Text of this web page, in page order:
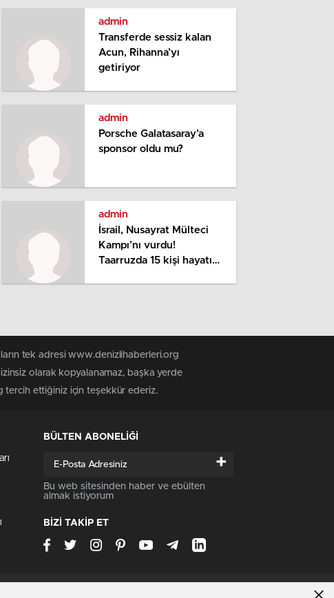
admin
Transferde sessiz kalan
Acun, Rihanna’yı
getiriyor
admin
Porsche Galatasaray’a
sponsor oldu mu?
admin
İsrail, Nusayrat Mülteci
Kampı’nı vurdu!
Taarruzda 15 kişi hayatını
tek adresi www.denizlihaberleri.org
olarak kopyalanamaz, başka yerde
tercih ettiğiniz için teşekkür ederiz.
BÜLTEN ABONELİĞİ
+
Bu web sitesinden haber ve ebülten
almak istiyorum
BİZİ TAKİP ET